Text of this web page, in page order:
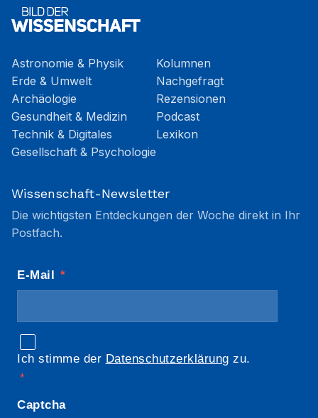
Astronomie & Physik
Erde & Umwelt
Archäologie
Gesundheit & Medizin
Technik & Digitales
Gesellschaft & Psychologie
Kolumnen
Nachgefragt
Rezensionen
Podcast
Lexikon
Wissenschaft-Newsletter
Die wichtigsten Entdeckungen der Woche direkt in Ihr
Postfach.